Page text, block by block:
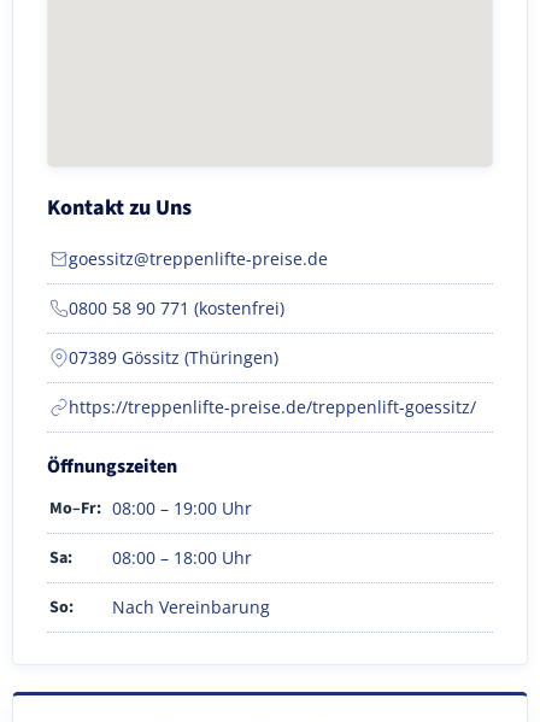
Kontakt zu Uns
goessitz@treppenlifte-preise.de
0800 58 90 771 (kostenfrei)
07389 Gössitz (Thüringen)
https://treppenlifte-preise.de/treppenlift-goessitz/
Öffnungszeiten
Mo–Fr: 08:00 – 19:00 Uhr
Sa: 08:00 – 18:00 Uhr
So: Nach Vereinbarung